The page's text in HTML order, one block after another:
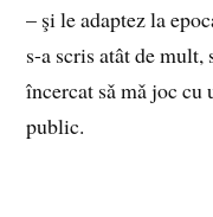
– şi le adaptez la
s-a scris atât de
încercat sǎ mǎ joc cu
public.